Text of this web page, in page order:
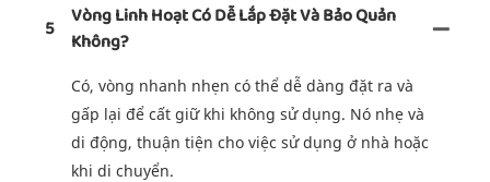
5
Vòng Linh Hoạt Có Dễ Lắp Đặt Và Bảo Quản
Không?
Có, vòng nhanh nhẹn có thể dễ dàng đặt ra và
gấp lại để cất giữ khi không sử dụng. Nó nhẹ và
di động, thuận tiện cho việc sử dụng ở nhà hoặc
khi di chuyển.